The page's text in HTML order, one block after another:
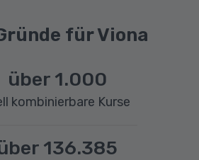
für Viona
über 1.000
kombinierbare Kurse
136.385